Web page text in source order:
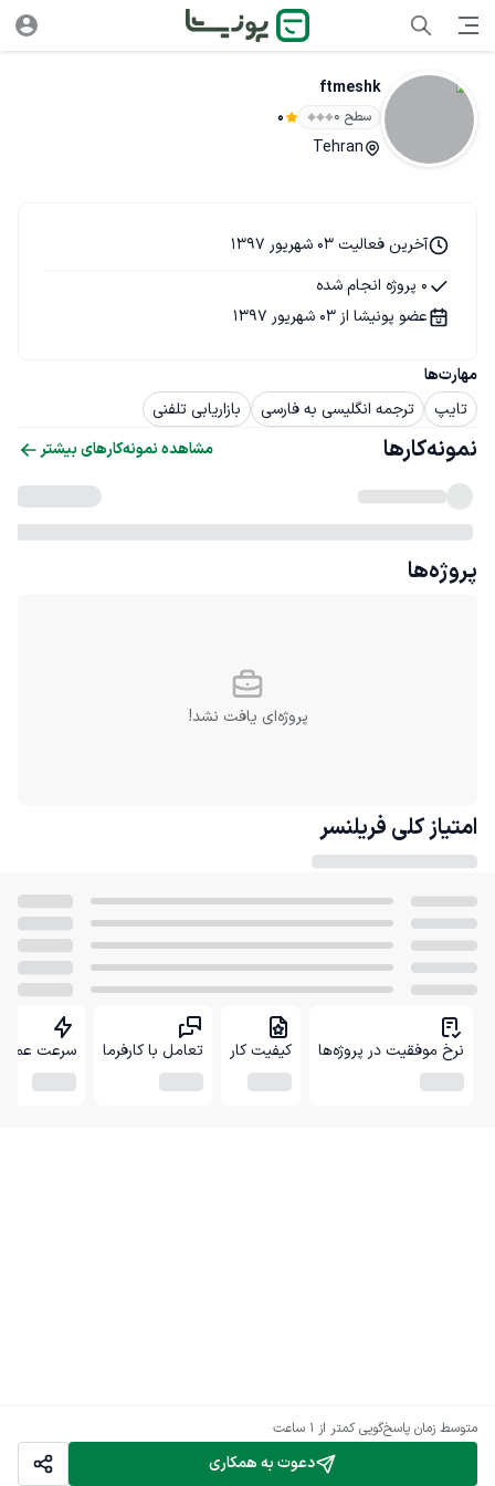
ftmeshk
سطح ۰ 0
Tehran
دعوت به همکاری
متوسط زمان پاسخ‌گویی کمتر از 1 ساعت
مهارت‌ها
تایپ
ترجمه انگلیسی به فارسی بازاریابی تلفنی
آخرین فعالیت 03 شهریور 1397
0 پروژه انجام شده
عضو پونیشا از 03 شهریور 1397
نمونه‌کارها مشاهده نمونه‌کارهای بیشتر
پروژه‌ها
پروژه‌ای یافت نشد!
امتیاز کلی فریلنسر
نرخ موفقیت در پروژه‌ها کیفیت کار تعامل با کارفرما سرعت عمل